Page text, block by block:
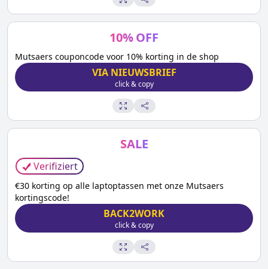
10%OFF
Mutsaers couponcode voor 10% korting in de shop
VIA NIEUWSBRIEF
click & copy
SALE
Verifiziert
€30 korting op alle laptoptassen met onze Mutsaers
kortingscode!
BACK2WORK
click & copy